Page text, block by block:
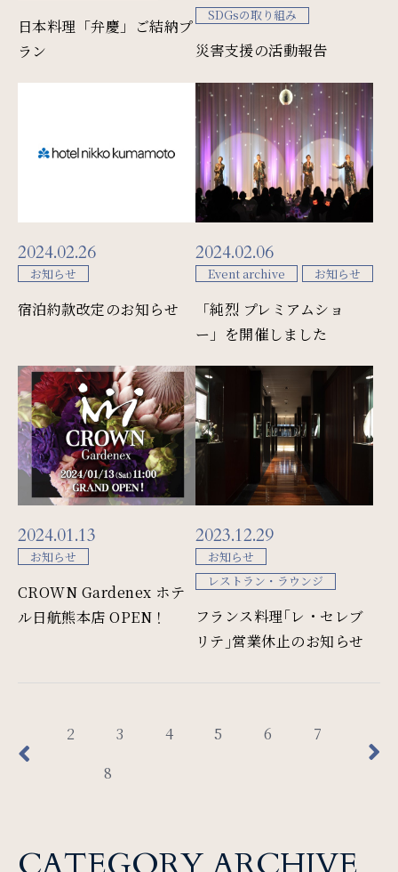
オンラインショップ
会社概要
フロアガイド プレスリリース
個人情報保護方針
サイトポリシー ソーシャルメディアポリシー
特定商取引法に基づく表記
検索
日本料理「弁慶」ご結納プ
ラン
SDGsの取り組み
災害支援の活動報告
2024.02.26
お知らせ
宿泊約款改定のお知らせ
2024.02.06
Event archive お知らせ
「純烈 プレミアムショ
ー」を開催しました
2024.01.13
お知らせ
CROWN Gardenex ホテ
ル日航熊本店 OPEN！
2023.12.29
お知らせ
レストラン・ラウンジ
フランス料理｢レ・セレブ
リテ｣営業休止のお知らせ
2 3 4 5 6
7
8